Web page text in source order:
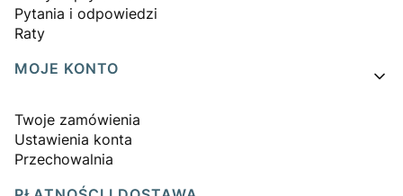
Pytania i odpowiedzi
Raty
MOJE KONTO
Twoje zamówienia
Ustawienia konta
Przechowalnia